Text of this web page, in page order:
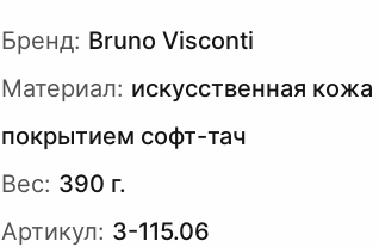
Бренд: Bruno Visconti
Материал: искусственная кожа
покрытием софт-тач
Вес: 390 г.
Артикул: 3-115.06